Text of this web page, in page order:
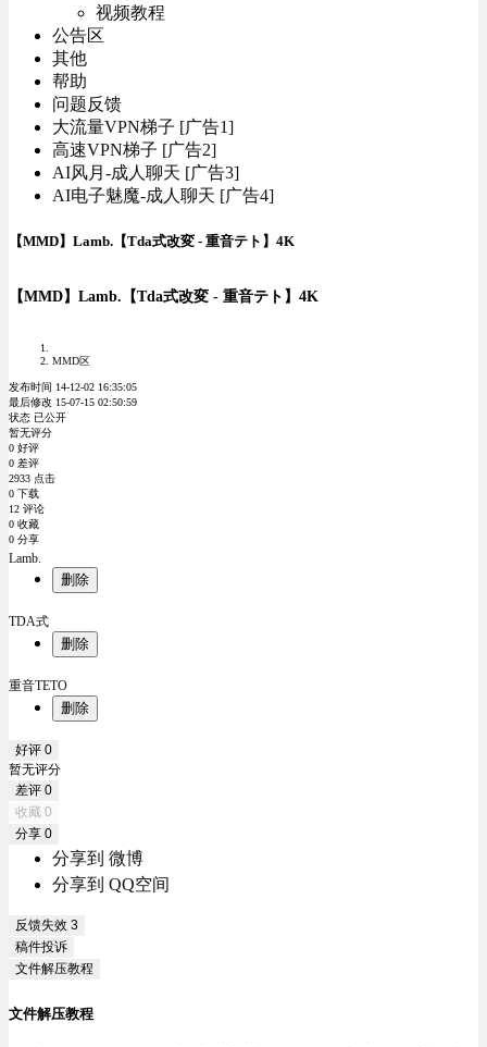
视频教程
公告区
其他
帮助
问题反馈
大流量VPN梯子 [广告1]
高速VPN梯子 [广告2]
AI风月-成人聊天 [广告3]
AI电子魅魔-成人聊天 [广告4]
【MMD】Lamb.【Tda式改変 - 重音テト】4K
【MMD】Lamb.【Tda式改変 - 重音テト】4K
MMD区
发布时间 14-12-02 16:35:05
最后修改 15-07-15 02:50:59
状态 已公开
暂无评分
0 好评
0 差评
2933 点击
0 下载
12 评论
0 收藏
0 分享
Lamb.
删除
TDA式
删除
重音TETO
删除
好评 0
暂无评分
差评 0
收藏 0
分享 0
分享到 微博
分享到 QQ空间
反馈失效 3
稿件投诉
文件解压教程
文件解压教程